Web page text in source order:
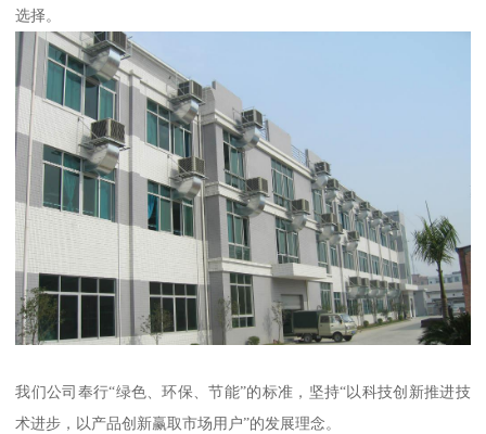
选择。
我们公司奉行“绿色、环保、节能”的标准，坚持“以科技创新推进技
术进步，以产品创新赢取市场用户”的发展理念。